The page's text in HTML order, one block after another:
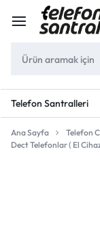
Telefon Santralleri
Ana Sayfa Telefon
Dect Telefonlar ( El